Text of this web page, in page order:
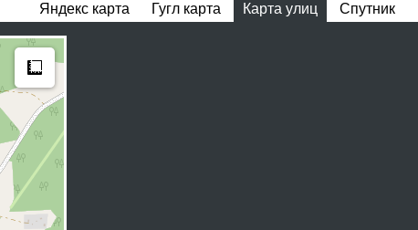
Яндекс карта Гугл карта Карта улиц Спутник